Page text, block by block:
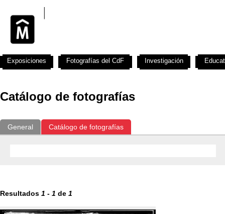
Catálogo de fotografías
General Catálogo de fotografías
Resultados 1 - 1 de 1
Exposiciones Fotografías del CdF Investigación